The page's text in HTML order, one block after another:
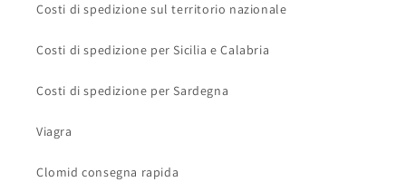
Costi di spedizione sul territorio nazionale
Costi di spedizione per Sicilia e Calabria
Costi di spedizione per Sardegna
Viagra
Clomid consegna rapida